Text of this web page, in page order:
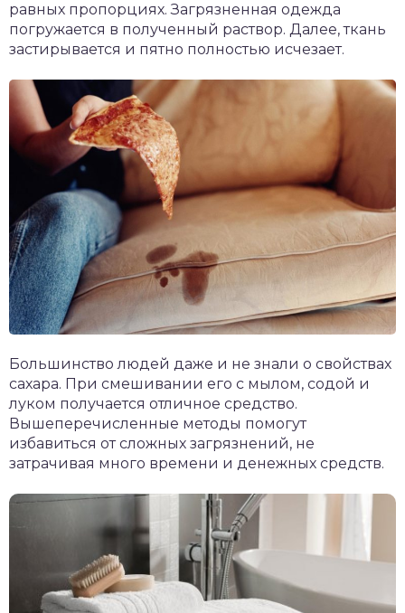
равных пропорциях. Загрязненная одежда
погружается в полученный раствор. Далее, ткань
застирывается и пятно полностью исчезает.
Большинство людей даже и не знали о свойствах
сахара. При смешивании его с мылом, содой и
луком получается отличное средство.
Вышеперечисленные методы помогут
избавиться от сложных загрязнений, не
затрачивая много времени и денежных средств.